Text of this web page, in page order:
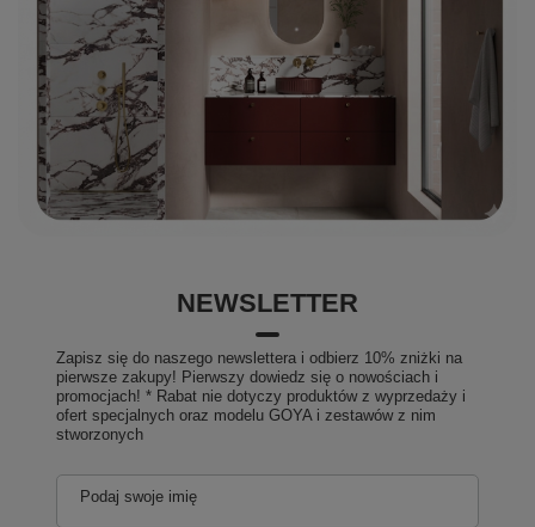
NEWSLETTER
Zapisz się do naszego newslettera i odbierz 10% zniżki na
pierwsze zakupy! Pierwszy dowiedz się o nowościach i
promocjach! * Rabat nie dotyczy produktów z wyprzedaży i
ofert specjalnych oraz modelu GOYA i zestawów z nim
stworzonych
Podaj swoje imię